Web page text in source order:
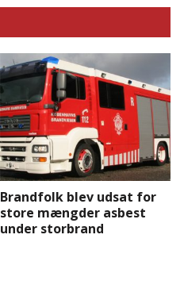
Brandfolk blev udsat for
store mængder asbest
under storbrand